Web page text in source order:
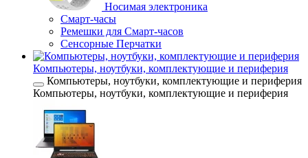
Носимая электроника
Смарт-часы
Ремешки для Смарт-часов
Сенсорные Перчатки
Компьютеры, ноутбуки, комплектующие и периферия
Компьютеры, ноутбуки, комплектующие и периферия
Компьютеры, ноутбуки, комплектующие и периферия